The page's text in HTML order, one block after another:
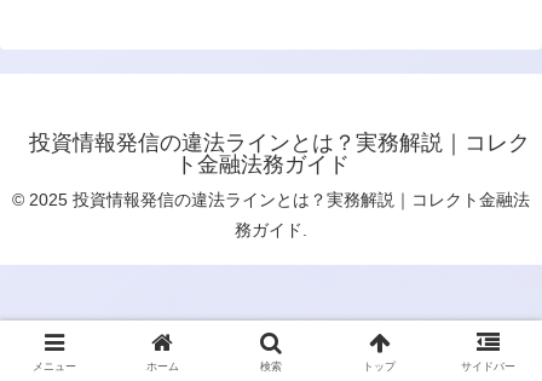
投資情報発信の違法ラインとは？実務解説｜コレク
ト金融法務ガイド
© 2025 投資情報発信の違法ラインとは？実務解説｜コレクト金融法
務ガイド.
メニュー ホーム 検索 トップ サイドバー